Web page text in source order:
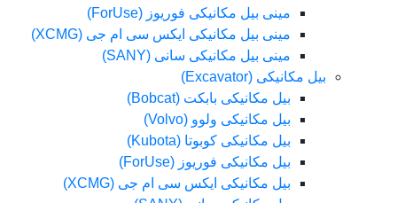
مینی بیل مکانیکی فوریوز (ForUse)
مینی بیل مکانیکی ایکس سی ام جی (XCMG)
مینی بیل مکانیکی سانی (SANY)
بیل مکانیکی (Excavator)
بیل مکانیکی بابکت (Bobcat)
بیل مکانیکی ولوو (Volvo)
بیل مکانیکی کوبوتا (Kubota)
بیل مکانیکی فوریوز (ForUse)
بیل مکانیکی ایکس سی ام جی (XCMG)